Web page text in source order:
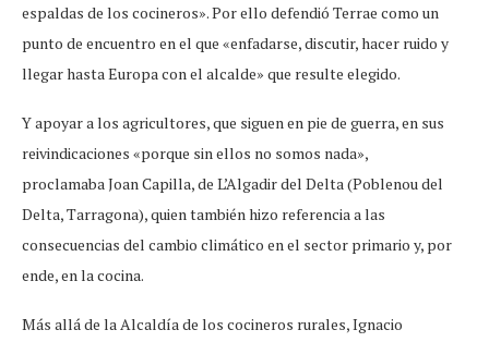
espaldas de los cocineros». Por ello defendió Terrae como un
punto de encuentro en el que «enfadarse, discutir, hacer ruido y
llegar hasta Europa con el alcalde» que resulte elegido.
Y apoyar a los agricultores, que siguen en pie de guerra, en sus
reivindicaciones «porque sin ellos no somos nada»,
proclamaba Joan Capilla, de L’Algadir del Delta (Poblenou del
Delta, Tarragona), quien también hizo referencia a las
consecuencias del cambio climático en el sector primario y, por
ende, en la cocina.
Más allá de la Alcaldía de los cocineros rurales, Ignacio